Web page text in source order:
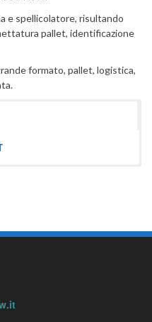
e spellicolatore, risultando
pallet, identificazione
formato, pallet, logistica,